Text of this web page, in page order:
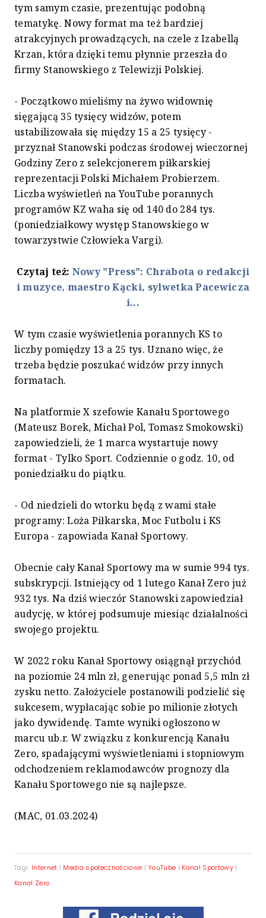
tym samym czasie, prezentując podobną
tematykę. Nowy format ma też bardziej
atrakcyjnych prowadzących, na czele z Izabellą
Krzan, która dzięki temu płynnie przeszła do
firmy Stanowskiego z Telewizji Polskiej.
- Początkowo mieliśmy na żywo widownię
sięgającą 35 tysięcy widzów, potem
ustabilizowała się między 15 a 25 tysięcy -
przyznał Stanowski podczas środowej wieczornej
Godziny Zero z selekcjonerem piłkarskiej
reprezentacji Polski Michałem Probierzem.
Liczba wyświetleń na YouTube porannych
programów KZ waha się od 140 do 284 tys.
(poniedziałkowy występ Stanowskiego w
towarzystwie Człowieka Vargi).
Czytaj też: Nowy "Press": Chrabota o redakcji
i muzyce, maestro Kącki, sylwetka Pacewicza
i...
W tym czasie wyświetlenia porannych KS to
liczby pomiędzy 13 a 25 tys. Uznano więc, że
trzeba będzie poszukać widzów przy innych
formatach.
Na platformie X szefowie Kanału Sportowego
(Mateusz Borek, Michał Pol, Tomasz Smokowski)
zapowiedzieli, że 1 marca wystartuje nowy
format - Tylko Sport. Codziennie o godz. 10, od
poniedziałku do piątku.
- Od niedzieli do wtorku będą z wami stałe
programy: Loża Piłkarska, Moc Futbolu i KS
Europa - zapowiada Kanał Sportowy.
Obecnie cały Kanał Sportowy ma w sumie 994 tys.
subskrypcji. Istniejący od 1 lutego Kanał Zero już
932 tys. Na dziś wieczór Stanowski zapowiedział
audycję, w której podsumuje miesiąc działalności
swojego projektu.
W 2022 roku Kanał Sportowy osiągnął przychód
na poziomie 24 mln zł, generując ponad 5,5 mln zł
zysku netto. Założyciele postanowili podzielić się
sukcesem, wypłacając sobie po milionie złotych
jako dywidendę. Tamte wyniki ogłoszono w
marcu ub.r. W związku z konkurencją Kanału
Zero, spadającymi wyświetleniami i stopniowym
odchodzeniem reklamodawców prognozy dla
Kanału Sportowego nie są najlepsze.
(MAC, 01.03.2024)
Tagi: Internet | Media społecznościowe |YouTube | Kanał Sportowy|
Kanał Zero